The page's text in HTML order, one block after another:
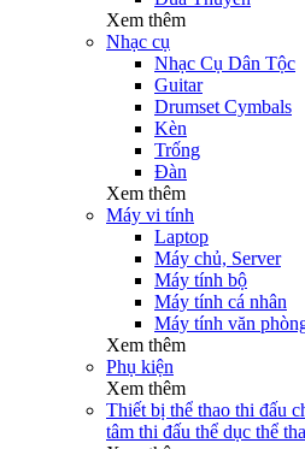
Xem thêm
Nhạc cụ
Nhạc Cụ Dân Tộc
Guitar
Drumset Cymbals
Kèn
Trống
Đàn
Xem thêm
Máy vi tính
Laptop
Máy chủ, Server
Máy tính bộ
Máy tính cá nhân
Máy tính văn
Xem thêm
Phụ kiện
Xem thêm
Thiết bị thể thao thi đấu
tâm thi đấu thể dục thể